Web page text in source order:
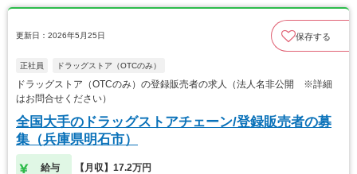
更新日：2026年5月25日 保存する
正社員 ドラッグストア（OTCのみ）
ドラッグストア（OTCのみ）の登録販売者の求人（法人名非公開 ※詳細
はお問合せください）
全国大手のドラッグストアチェーン/登録販売者の募
集（兵庫県明石市）
給与 【月収】17.2万円